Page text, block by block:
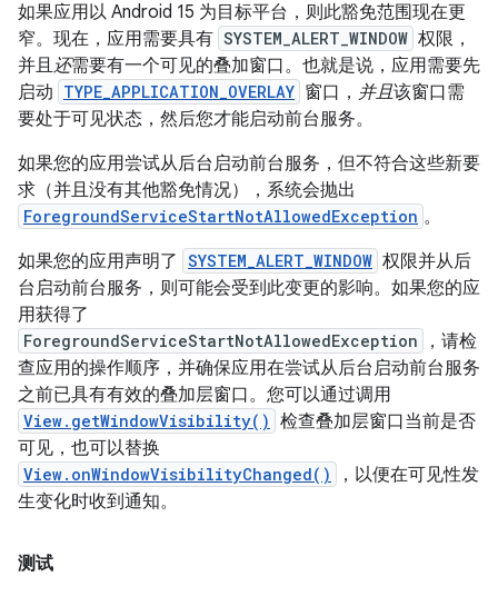
如果应用以 Android 15 为目标平台，则此豁免范围现在更
窄。现在，应用需要具有 SYSTEM_ALERT_WINDOW 权限，
并且还需要有一个可见的叠加窗口。也就是说，应用需要先
启动 TYPE_APPLICATION_OVERLAY 窗口， 并且该窗口需
要处于可见状态，然后您才能启动前台服务。
如果您的应用尝试从后台启动前台服务，但不符合这些新要
求（并且没有其他豁免情况），系统会抛出
ForegroundServiceStartNotAllowedException 。
如果您的应用声明了 SYSTEM_ALERT_WINDOW 权限并从后
台启动前台服务，则可能会受到此变更的影响。如果您的应
用获得了
ForegroundServiceStartNotAllowedException
，请检
查应用的操作顺序，并确保应用在尝试从后台启动前台服务
之前已具有有效的叠加层窗口。您可以通过调用
View.getWindowVisibility() 检查叠加层窗口当前是否
可见，也可以替换
View.onWindowVisibilityChanged()
，以便在可见性发
生变化时收到通知。
测试